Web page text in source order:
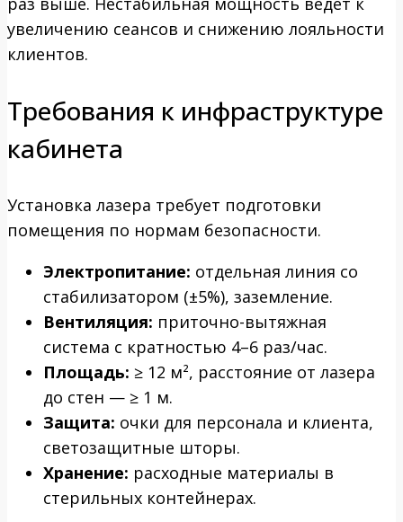
увеличению сеансов и снижению лояльности
клиентов.
Требования к инфраструктуре
кабинета
Установка лазера требует подготовки
помещения по нормам безопасности.
Электропитание: отдельная линия со
стабилизатором (±5%), заземление.
Вентиляция: приточно-вытяжная
система с кратностью 4–6 раз/час.
Площадь: ≥ 12 м², расстояние от лазера
до стен — ≥ 1 м.
Защита: очки для персонала и клиента,
светозащитные шторы.
Хранение: расходные материалы в
стерильных контейнерах.